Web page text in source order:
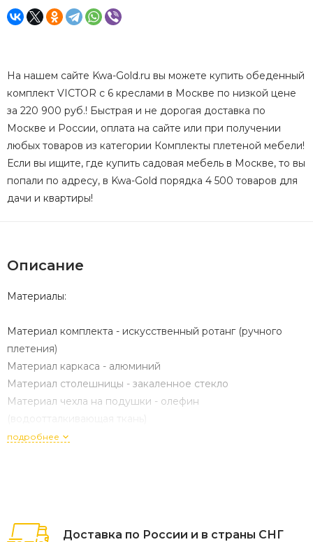
На нашем сайте Kwa-Gold.ru вы можете купить обеденный
комплект VICTOR с 6 креслами в Москве по низкой цене
за 220 900 руб.! Быстрая и не дорогая доставка по
Москве и России, оплата на сайте или при получении
любых товаров из категории Комплекты плетеной мебели!
Если вы ищите, где купить садовая мебель в Москве, то вы
попали по адресу, в Kwa-Gold порядка 4 500 товаров для
дачи и квартиры!
Описание
Материалы:
Материал комплекта - искусственный ротанг (ручного
плетения)
Материал каркаса - алюминий
Материал столешницы - закаленное стекло
Материал чехла на подушки - олефин
Материал наполнителя подушек под спину -
Цвет подушек - Светло-серые
подробнее
Доставка по России и в страны СНГ